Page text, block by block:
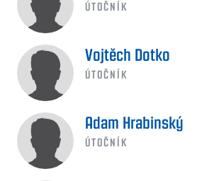
ÚTOČNÍK
Vojtěch Dotko
ÚTOČNÍK
Adam Hrabinský
ÚTOČNÍK